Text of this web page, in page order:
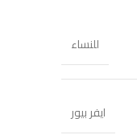
للنساء
ايفر بيور